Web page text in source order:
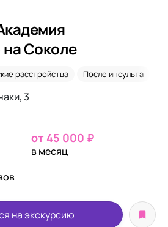
Соколе
расстройства После инсульта
3
от 45 000 ₽
в месяц
на экскурсию